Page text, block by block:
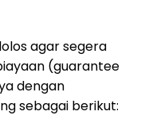
agar segera
(guarantee
dengan
sebagai berikut: